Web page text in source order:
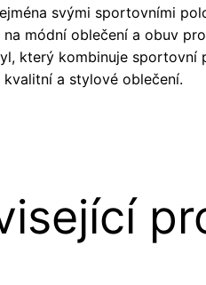
svými sportovními
na módní oblečení a obuv
který kombinuje sportovní
a stylové oblečení.